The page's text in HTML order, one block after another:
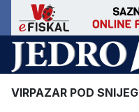
VIRPAZAR POD